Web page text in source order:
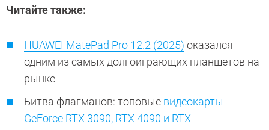
Читайте также:
HUAWEI MatePad Pro 12.2 (2025) оказался
одним из самых долгоиграющих планшетов на
рынке
Битва флагманов: топовые видеокарты
GeForce RTX 3090, RTX 4090 и RTX